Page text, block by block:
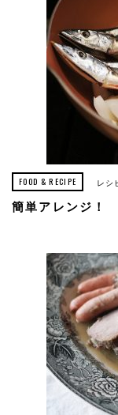
FOOD & RECIPE レシ
簡単アレンジ！